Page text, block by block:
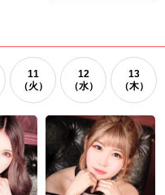
11
（火）
12
（水）
13
（木）